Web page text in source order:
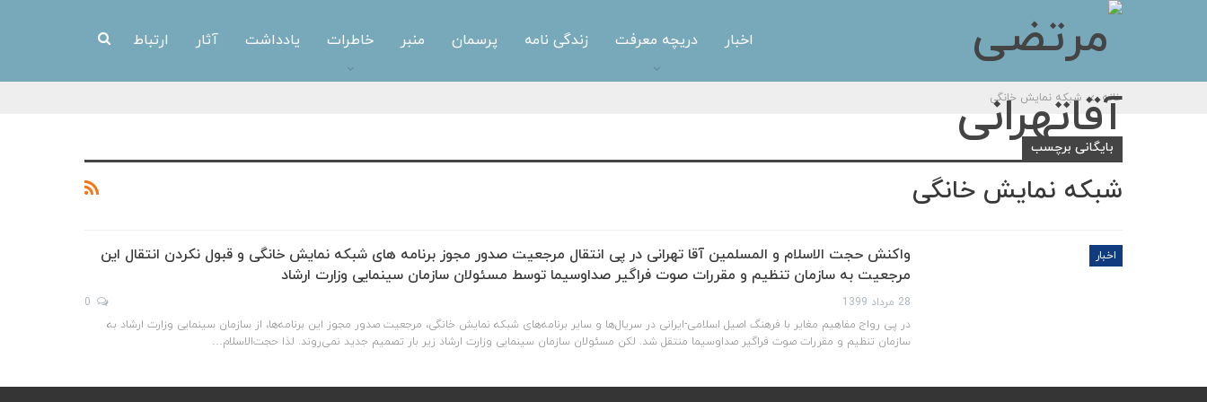
اخبار دریچه معرفت زندگی نامه پرسمان منبر خاطرات یادداشت آثار ارتباط
خانه شبکه نمایش خانگی
بایگانی برچسب
شبکه نمایش خانگی
اخبار
واکنش حجت الاسلام و المسلمین آقا تهرانی در پی انتقال مرجعیت صدور مجوز برنامه های شبکه نمایش خانگی و قبول نکردن انتقال این
مرجعیت به سازمان تنظیم و مقررات صوت فراگیر صداوسیما توسط مسئولان سازمان سینمایی وزارت ارشاد
28 مرداد 1399
در پی رواج مفاهیم مغایر با فرهنگ اصیل اسلامی-ایرانی در سریال‌ها و سایر برنامه‌های شبکه نمایش خانگی، مرجعیت صدور مجوز این برنامه‌ها، از سازمان سینمایی وزارت ارشاد به
سازمان تنظیم و مقررات صوت فراگیر صداوسیما منتقل شد. لکن مسئولان سازمان سینمایی وزارت ارشاد زیر بار تصمیم جدید نمی‌روند. لذا حجت‌الاسلام…